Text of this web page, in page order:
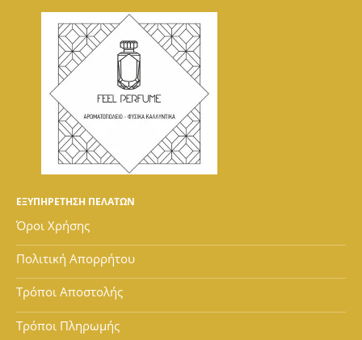
ΕΞΥΠΗΡΕΤΗΣΗ ΠΕΛΑΤΩΝ
Όροι Χρήσης
Πολιτική Απορρήτου
Τρόποι Αποστολής
Τρόποι Πληρωμής